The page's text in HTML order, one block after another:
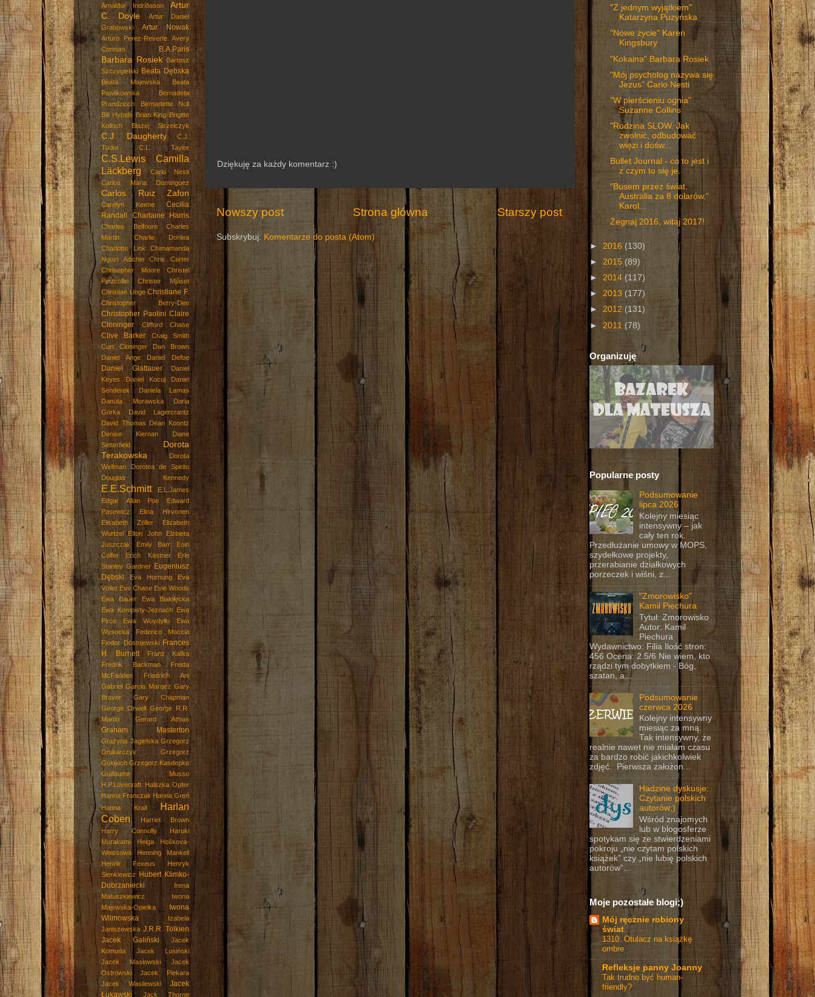
Dziękuję za każdy komentarz :)
Nowszy post Starszy post
Strona główna
Subskrybuj: Komentarze do posta (Atom)
Arnaldur Indriðason
Artur
C. Doyle
Artur Daniel
Grabowski
Artur Nowak
Arturo Perez-Reverte Avery
Corman
B.A.Paris
Barbara Rosiek
Bartosz
Szczygielski Beata Dębska
Beata Majewska
Beata
Pawlikowska
Bernadeta
Prandzioch
Bernadette Noll
Bill Hybels
Brian King Brigitte
Kolloch
Błażej Strzelczyk
C.J. Daugherty
C.J.
Tudor
C.L. Taylor
C.S.Lewis
Camilla
Läckberg
Carlo Nesti
Carlos Maria Dominguez
Carlos Ruiz Zafon
Carolyn Keene
Cecilia
Randall
Charlaine Harris
Charles Belfoure
Charles
Martin
Charlie Donlea
Charlotte Link
Chimamanda
Ngozi Adichie
Chris Carter
Chrisopher Moore
Christel
Petitcollin
Christer Mjåset
Christian Unge Christiane F.
Christopher Berry-Dee
Christopher Paolini Claire
Cloninger
Clifford Chase
Clive Barker
Craig Smith
Curt Cloninger
Dan Brown
Daniel Ange
Daniel Defoe
Daniel Glattauer
Daniel
Keyes
Daniel Kocuj
Daniel
Senderek
Daniela Lamas
Danuta Morawska
Daria
Górka
David Lagercrantz
David Thomas
Dean Koontz
Denise Kiernan
Diane
Setterfield
Dorota
Terakowska
Dorota
Wellman
Dorotea de Spirito
Douglas Kennedy
E.E.Schmitt
E.L.James
Edgar Allan Poe
Edward
Pasewicz
Elina Hirvonen
Elisabeth Zöller
Elizabeth
Wurtzel
Elton John
Elżbieta
Juszczak
Emily Barr
Eoin
Colfer
Erich Kästner
Erle
Stanley Gardner Eugeniusz
Dębski
Eva Hornung
Eva
Völler Eve Chase Evie Woods
Ewa Bauer
Ewa Białołęcka
Ewa Kempisty-Jeznach
Ewa
Pirce
Ewa Woydyłło
Ewa
Wysocka
Federico Moccia
Fiodor Dostojewski
Frances
H. Burnett
Franz Kafka
Fredrik Backman
Freida
McFadden
Friedrich Ani
Gabriel Garcia Marqez Gary
Braver
Gary Chapman
George Orwell
George R.R.
Martin
Gerard Athias
Graham Masterton
Grażyna Jagielska Grzegorz
Drukarczyk
Grzegorz
Golojuch Grzegorz Kasdepke
Guillaume Musso
H.P.Lovecraft
Halszka Opfer
Hanna Fronczak Hanna Greń
Hanna Krall
Harlan
Coben
Harriet Brown
Harry Connolly
Haruki
Murakami
Helga Hoškova-
Weissowá
Henning Mankell
Henrik Fexeus
Henryk
Sienkiewicz
Hubert Klimko-
Dobrzaniecki
Irena
Matuszkiewicz
Iwona
Majewska-Opiełka
Iwona
Wilmowska
Izabela
Janiszewska J.R.R. Tolkien
Jacek Galiński
Jacek
Komuda
Jacek Lusiński
Jacek Masłowski
Jacek
Ostrowski
Jacek Piekara
Jacek Wasilewski
Jacek
Łukawski
Jack Thorne
"Z jednym wyjątkiem"
Katarzyna Puzyńska
"Nowe życie" Karen
Kingsbury
"Kokaina" Barbara Rosiek
"Mój psycholog nazywa się
Jezus" Carlo Nesti
"W pierścieniu ognia"
Suzanne Collins
"Rodzina SLOW. Jak
zwolnić, odbudować
więzi i dośw...
Bullet Journal - co to jest i
z czym to się je.
"Busem przez świat.
Australia za 8 dolarów."
Karol...
Żegnaj 2016, witaj 2017!
► 2016 (130)
► 2015 (89)
► 2014 (117)
► 2013 (177)
► 2012 (131)
► 2011 (78)
Organizuję
Popularne posty
Podsumowanie
lipca 2026
Kolejny miesiąc
intensywny – jak
cały ten rok.
Przedłużanie umowy w MOPS,
szydełkowe projekty,
przerabianie działkowych
porzeczek i wiśni, z...
"Zmorowisko"
Kamil Piechura
Tytuł: Zmorowisko
Autor: Kamil
Piechura
Wydawnictwo: Filia Ilość stron:
456 Ocena: 2.5/6 Nie wiem, kto
rządzi tym dobytkiem - Bóg,
szatan, a...
Podsumowanie
czerwca 2026
Kolejny intensywny
miesiąc za mną.
Tak intensywny, że
realnie nawet nie miałam czasu
za bardzo robić jakichkolwiek
zdjęć. Pierwsza założon...
Hadzine dyskusje:
Czytanie polskich
autorów;)
Wśród znajomych
lub w blogosferze
spotykam się ze stwierdzeniami
pokroju „nie czytam polskich
książek” czy „nie lubię polskich
autorów”...
Moje pozostałe blogi;)
Mój ręcznie robiony
świat
1310. Otulacz na książkę
ombre
Refleksje panny Joanny
Tak trudno być human-
friendly?